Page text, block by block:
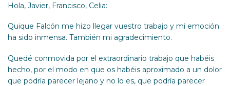
Hola, Javier, Francisco, Celia:
Quique Falcón me hizo llegar vuestro trabajo y mi emoción
ha sido inmensa. También mi agradecimiento.
Quedé conmovida por el extraordinario trabajo que habéis
hecho, por el modo en que os habéis aproximado a un dolor
que podría parecer lejano y no lo es, que podría parecer